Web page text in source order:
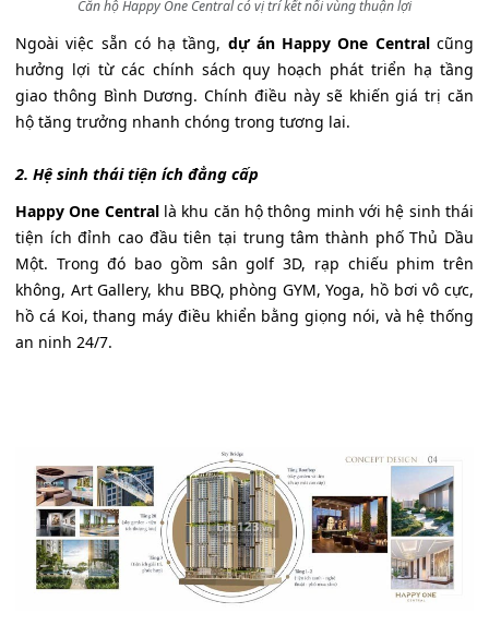
Căn hộ Happy One Central có vị trí kết nối vùng thuận lợi
Ngoài việc sẵn có hạ tầng, dự án Happy One Centralcũng
hưởng lợi từ các chính sách quy hoạch phát triển hạ tầng
giao thông Bình Dương. Chính điều này sẽ khiến giá trị căn
hộ tăng trưởng nhanh chóng trong tương lai.
2. Hệ sinh thái tiện ích đẳng cấp
Happy One Centrallà khu căn hộ thông minh với hệ sinh thái
tiện ích đỉnh cao đầu tiên tại trung tâm thành phố Thủ Dầu
Một. Trong đó bao gồm sân golf 3D, rạp chiếu phim trên
không, Art Gallery, khu BBQ, phòng GYM, Yoga, hồ bơi vô cực,
hồ cá Koi, thang máy điều khiển bằng giọng nói, và hệ thống
an ninh 24/7.